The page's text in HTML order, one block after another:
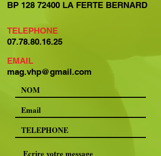
TELEPHONE
07.78.80.16.25
BP 128 72400 LA FERTE BERNARD
EMAIL
mag.vhp@gmail.com